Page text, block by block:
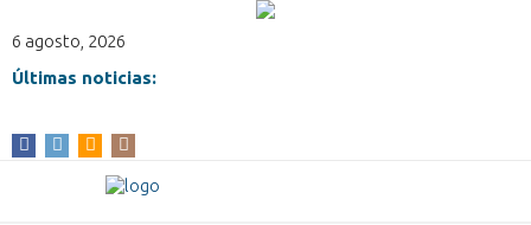
6 agosto, 2026
Últimas noticias: